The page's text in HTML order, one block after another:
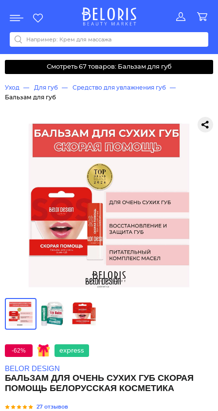
Акции
Все бренды
0-9ABCDEFGHIJKLMNOPQRSTUVWYZАБВДЗИМОКЛНПРСТУФ
Смотреть 67 товаров: Бальзам для губ
Уход Для губ
Средство для увлажнения губ
Бальзам для губ
-62% express
BELOR DESIGN
БАЛЬЗАМ ДЛЯ ОЧЕНЬ СУХИХ ГУБ СКОРАЯ
ПОМОЩЬ БЕЛОРУССКАЯ КОСМЕТИКА
27 отзывов